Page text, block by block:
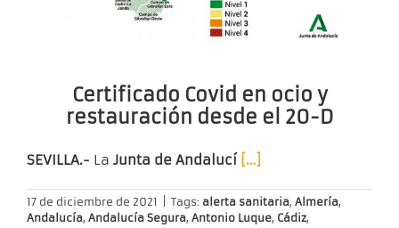
Certificado Covid en ocio y
restauración desde el 20-D
SEVILLA.- La Junta de Andalucí […]
17 de diciembre de 2021 Tags: alerta sanitaria, Almería,
Andalucía, Andalucía Segura, Antonio Luque, Cádiz,